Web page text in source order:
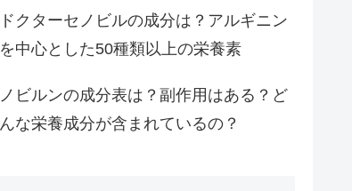
ドクターセノビルの成分は？アルギニン
を中心とした50種類以上の栄養素
ノビルンの成分表は？副作用はある？ど
んな栄養成分が含まれているの？